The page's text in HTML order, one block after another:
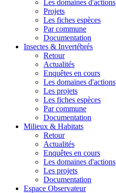
Les domaines d'actions
Projets
Les fiches espèces
Par commune
Documentation
Insectes & Invertébrés
Retour
Actualités
Enquêtes en cours
Les domaines d'actions
Les projets
Les fiches espèces
Par commune
Documentation
Milieux & Habitats
Retour
Actualités
Enquêtes en cours
Les domaines d'actions
Les projets
Documentation
Espace Observateur